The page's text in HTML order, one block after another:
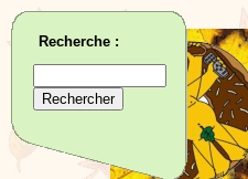
Recherche :